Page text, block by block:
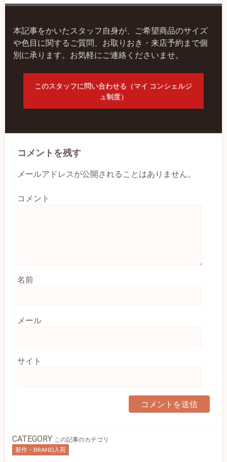
本記事をかいたスタッフ自身が、ご希望商品のサイズ
や色目に関するご質問、お取りおき・来店予約まで個
別に承ります。お気軽にご連絡くださいませ。
このスタッフに問い合わせる（マイ コンシェルジ
ュ制度）
コメントを残す
メールアドレスが公開されることはありません。
コメント
名前
メール
サイト
CATEGORY この記事のカテゴリ
新作・BRAND入荷